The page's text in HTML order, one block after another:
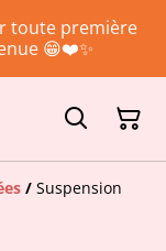
toute première
😁❤️✨
/ Suspension